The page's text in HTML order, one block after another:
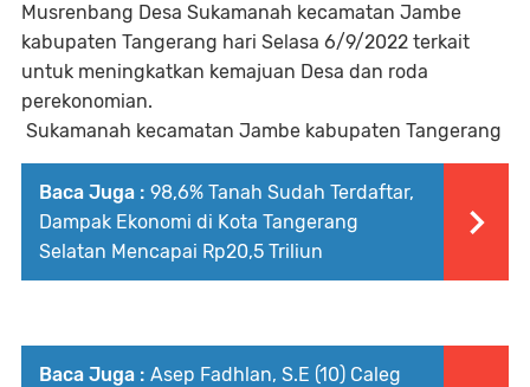
Musrenbang Desa Sukamanah kecamatan Jambe
kabupaten Tangerang hari Selasa 6/9/2022 terkait
untuk meningkatkan kemajuan Desa dan roda
perekonomian.
Sukamanah kecamatan Jambe kabupaten Tangerang
Baca Juga : 98,6% Tanah Sudah Terdaftar,
Dampak Ekonomi di Kota Tangerang
Selatan Mencapai Rp20,5 Triliun
Baca Juga : Asep Fadhlan, S.E (10) Caleg